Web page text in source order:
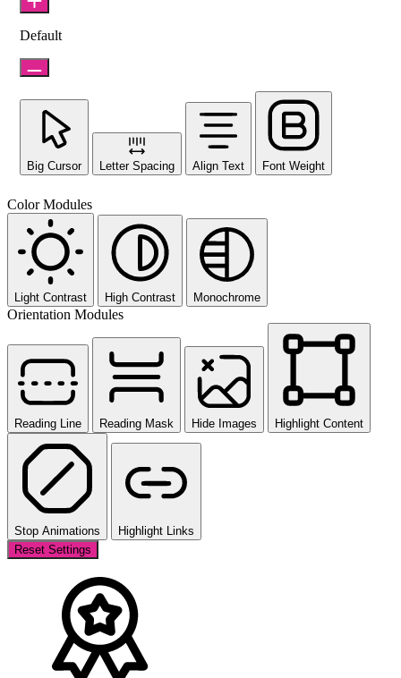
Default
Big Cursor Letter Spacing Align Text Font Weight
Color Modules
Light Contrast High Contrast Monochrome
Orientation Modules
Reading Line Reading Mask Hide Images Highlight Content
Stop Animations
Highlight Links
Reset Settings